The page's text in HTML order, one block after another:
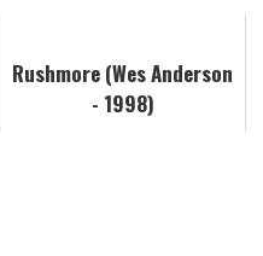
Rushmore (Wes Anderson
- 1998)